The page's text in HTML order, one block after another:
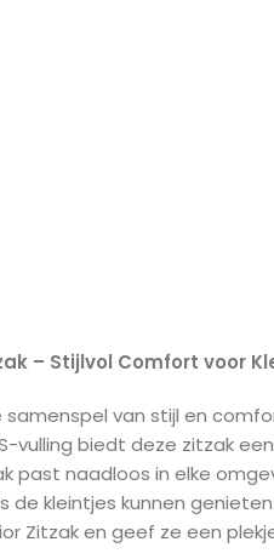
– Stijlvol Comfort voor
van stijl en
vulling biedt deze zitzak
past naadloos in elke
de kleintjes kunnen
Zitzak en geef ze een